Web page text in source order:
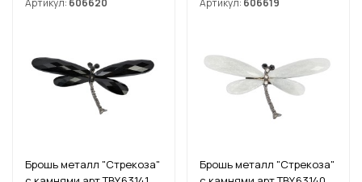
Артикул: 606620
Брошь металл "Стрекоза"
Артикул: 606619
Брошь металл "Стрекоза"